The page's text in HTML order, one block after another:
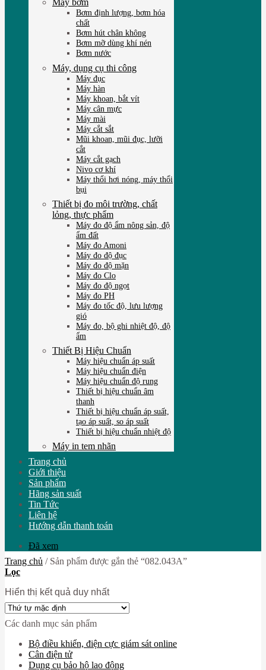
Máy bơm
Bơm định lượng, bơm hóa
chất
Bơm hút chân không
Bơm mỡ dùng khí nén
Bơm nước
Máy, dụng cụ thi công
Máy đục
Máy hàn
Máy khoan, bắt vít
Máy cân mực
Máy mài
Máy cắt sắt
Mũi khoan, mũi đục, lưỡi
cắt
Máy cắt gạch
Nivo cơ khí
Máy thổi hơi nóng, máy thổi
bụi
Thiết bị đo môi trường, chất
lỏng, thực phẩm
Máy đo độ ẩm nông sản, độ
ẩm đất
Máy đo Amoni
Máy đo độ đục
Máy đo độ mặn
Máy đo Clo
Máy đo độ ngọt
Máy đo PH
Máy đo tốc độ, lưu lượng
gió
Máy đo, bộ ghi nhiệt độ, độ
ẩm
Thiết Bị Hiệu Chuẩn
Máy hiệu chuẩn áp suất
Máy hiệu chuẩn điện
Máy hiệu chuẩn độ rung
Thiết bị hiệu chuẩn âm
thanh
Thiết bị hiệu chuẩn áp suất,
tạo áp suất, so áp suất
Thiết bị hiệu chuẩn nhiệt độ
Máy in tem nhãn
Trang chủ
Giới thiệu
Sản phẩm
Hãng sản suất
Tin Tức
Liên hệ
Hướng dẫn thanh toán
Đã xem
Trang chủ /Sản phẩm được gắn thẻ “082.043A”
Lọc
Hiển thị kết quả duy nhất
Các danh mục sản phẩm
Bộ điều khiển, điện cực giám sát online
Cân điện tử
Dụng cụ bảo hộ lao động